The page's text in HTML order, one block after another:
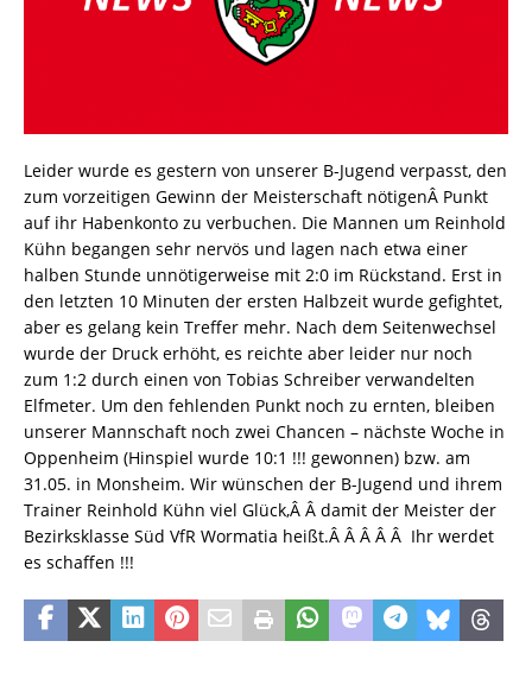
Leider wurde es gestern von unserer B-Jugend verpasst, den
zum vorzeitigen Gewinn der Meisterschaft nötigenÂ Punkt
auf ihr Habenkonto zu verbuchen. Die Mannen um Reinhold
Kühn begangen sehr nervös und lagen nach etwa einer
halben Stunde unnötigerweise mit 2:0 im Rückstand. Erst in
den letzten 10 Minuten der ersten Halbzeit wurde gefightet,
aber es gelang kein Treffer mehr. Nach dem Seitenwechsel
wurde der Druck erhöht, es reichte aber leider nur noch
zum 1:2 durch einen von Tobias Schreiber verwandelten
Elfmeter. Um den fehlenden Punkt noch zu ernten, bleiben
unserer Mannschaft noch zwei Chancen – nächste Woche in
Oppenheim (Hinspiel wurde 10:1 !!! gewonnen) bzw. am
31.05. in Monsheim. Wir wünschen der B-Jugend und ihrem
Trainer Reinhold Kühn viel Glück,Â Â damit der Meister der
Bezirksklasse Süd VfR Wormatia heißt.Â Â Â Â Â Ihr werdet
es schaffen !!!